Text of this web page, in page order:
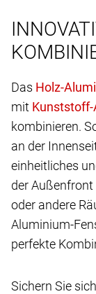
Das
mit
kombinieren.
an der
einheitliches
der
oder andere
Aluminium-
perfekte
Sichern Sie